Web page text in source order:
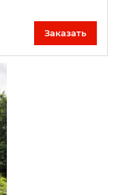
Заказать